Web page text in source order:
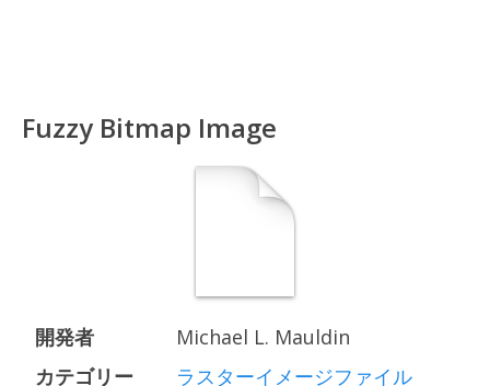
Fuzzy Bitmap Image
開発者
Michael L. Mauldin
カテゴリー
ラスターイメージファイル